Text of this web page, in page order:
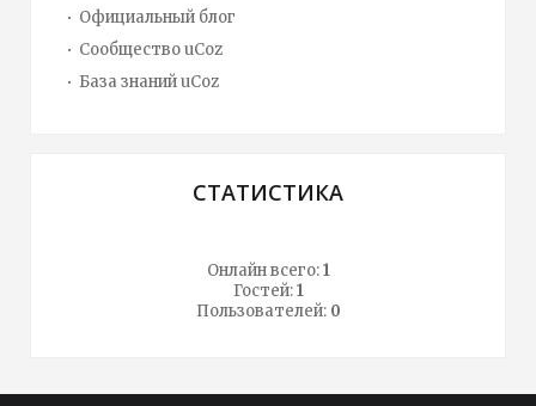
Официальный блог
Сообщество uCoz
База знаний uCoz
СТАТИСТИКА
Онлайн всего:1
Гостей:1
Пользователей: 0